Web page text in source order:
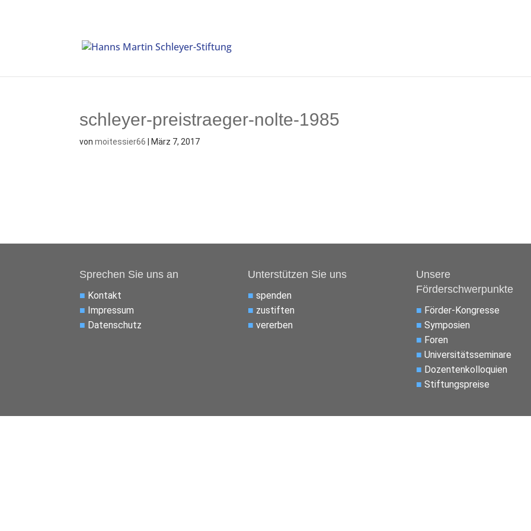
schleyer-preistraeger-nolte-1985
vonmoitessier66 März 7, 2017
Sprechen Sie uns an
■ Kontakt
■ Impressum
■ Datenschutz
Unterstützen Sie uns
■ spenden
■ zustiften
■ vererben
Unsere
Förderschwerpunkte
■ Förder-Kongresse
■ Symposien
■ Foren
■ Universitätsseminare
■ Dozentenkolloquien
■ Stiftungspreise